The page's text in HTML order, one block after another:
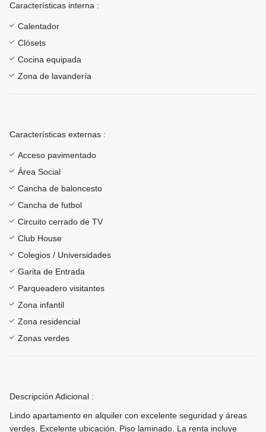
Características interna :
Calentador
Clósets
Cocina equipada
Zona de lavandería
Características externas :
Acceso pavimentado
Área Social
Cancha de baloncesto
Cancha de futbol
Circuito cerrado de TV
Club House
Colegios / Universidades
Garita de Entrada
Parqueadero visitantes
Zona infantil
Zona residencial
Zonas verdes
Descripción Adicional :
Lindo apartamento en alquiler con excelente seguridad y áreas
verdes. Excelente ubicación. Piso laminado. La renta incluye